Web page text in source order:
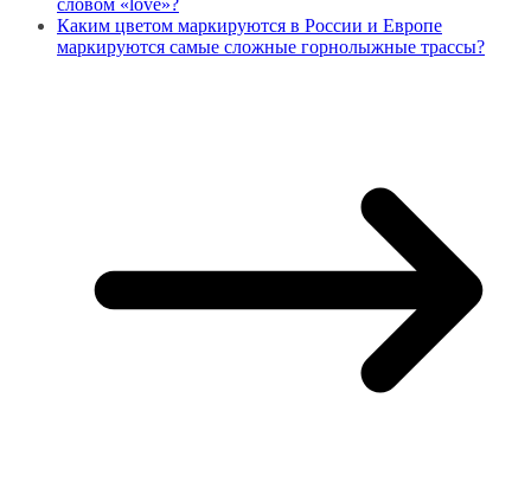
Каким цветом маркируются в России и Европе
маркируются самые сложные горнолыжные трассы?